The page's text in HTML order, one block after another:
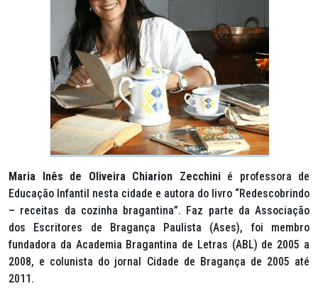
Maria Inês de Oliveira Chiarion Zecchinié professora de
Educação Infantil nesta cidade e autora do livro “Redescobrindo
– receitas da cozinha bragantina”. Faz parte da Associação
dos Escritores de Bragança Paulista (Ases), foi membro
fundadora da Academia Bragantina de Letras (ABL) de 2005 a
2008, e colunista do jornal Cidade de Bragança de 2005 até
2011.